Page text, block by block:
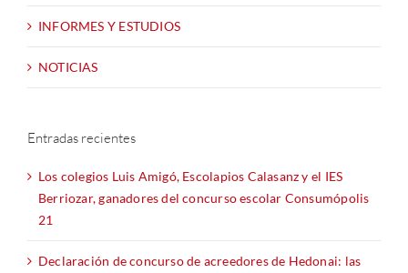
INFORMES Y ESTUDIOS
NOTICIAS
Entradas recientes
Los colegios Luis Amigó, Escolapios Calasanz y el IES
Berriozar, ganadores del concurso escolar Consumópolis
21
Declaración de concurso de acreedores de Hedonai: las